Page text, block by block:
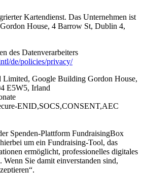
Kartendienst. Das Unternehmen ist
House, 4 Barrow St, Dublin 4,
des Datenverarbeiters
de/policies/privacy/
Limited, Google Building Gordon House,
E5W5, Irland
ENID,SOCS,CONSENT,AEC
Spenden-Plattform FundraisingBox
um ein Fundraising-Tool, das
ermöglicht, professionelles digitales
Wenn Sie damit einverstanden sind,